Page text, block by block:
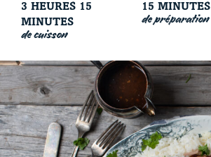
Coupes et cuissons
3 HEURES 15
MINUTES
de cuisson
15 MINUTES
de préparation